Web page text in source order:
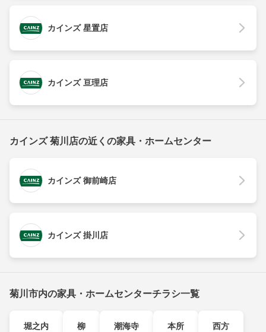
カインズ 星置店
カインズ 亘理店
カインズ 菊川店の近くの家具・ホームセンター
カインズ 御前崎店
カインズ 掛川店
菊川市内の家具・ホームセンターチラシ一覧
堀之内 柳 潮海寺 本所 西方